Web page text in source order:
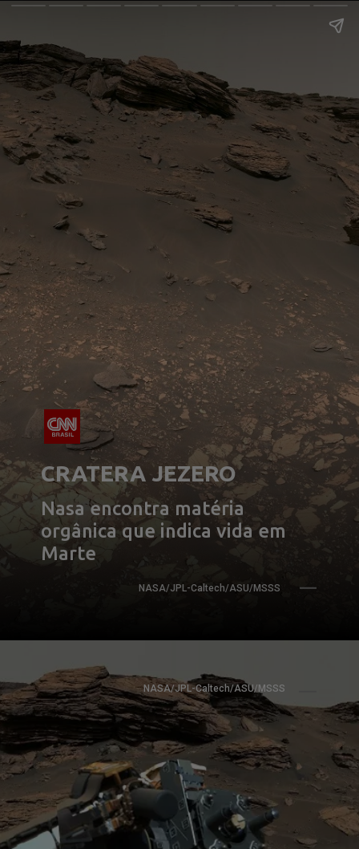
CRATERA JEZERO
Nasa encontra matéria
orgânica que indica vida em
Marte
NASA/JPL-Caltech/ASU/MSSS
NASA/JPL-Caltech/ASU/MSSS